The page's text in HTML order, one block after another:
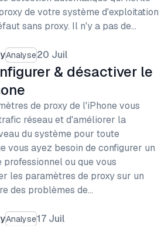
de votre système d'exploitation
sans proxy. Il n'y a pas de…
Analyse20 Juil
& désactiver le
de proxy de l'iPhone vous
réseau et d'améliorer la
du système pour toute
vous ayez besoin de configurer un
professionnel ou que vous
les paramètres de proxy sur un
des problèmes de…
Analyse17 Juil